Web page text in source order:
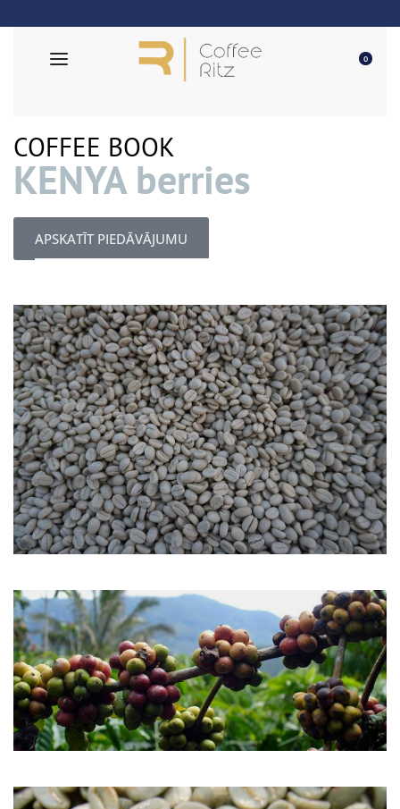
0
COFFEE BOOK
KENYA berries
APSKATĪT PIEDĀVĀJUMU